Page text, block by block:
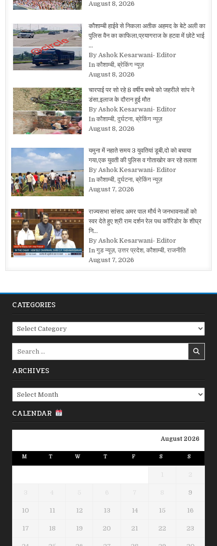
August 8, 2026
कौशाम्बी हाईवे से निकला अतीक अहमद के बेटे अली का
पुलिस वैन का काफिला,प्रयागराज के हटवा में छोटे भाई
…
By Ashok Kesarwani- Editor
In कौशाम्बी, ब्रेकिंग न्यूज़
August 8, 2026
चारपाई पर सो रहे 8 वर्षीय बच्चे को जहरीले सांप ने
डंसा,इलाज के दौरान हुई मौत
By Ashok Kesarwani- Editor
In कौशाम्बी, दुर्घटना, ब्रेकिंग न्यूज़
August 8, 2026
यमुना में नहाते समय 3 युवतियां डूबी,दो को बचाया
गया,एक युवती की पुलिस व गोताखोर कर रहे तलाश
By Ashok Kesarwani- Editor
In कौशाम्बी, दुर्घटना, ब्रेकिंग न्यूज़
August 7, 2026
राज्यसभा सांसद अमर पाल मौर्य ने जनभावनाओं को
स्वर देते हुए श्री राम दर्शन रेल पथ कॉरिडोर के शीघ्र
नि…
By Ashok Kesarwani- Editor
In गुड न्यूज़, उत्तर प्रदेश, कौशाम्बी, राजनीति
August 7, 2026
CATEGORIES
Categories
ARCHIVES
Archives
CALENDAR
August 2026
M T W T F S S
1 2
3 4 5 6 7 8 9
10 11 12 13 14 15 16
17 18 19 20 21 22 23